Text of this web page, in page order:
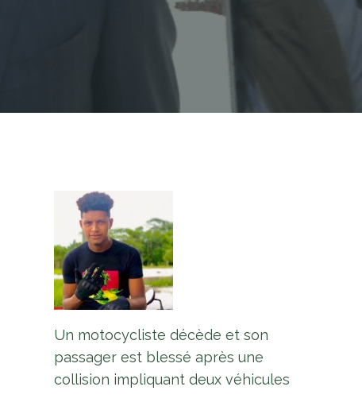
Un motocycliste décède et son
passager est blessé après une
collision impliquant deux véhicules